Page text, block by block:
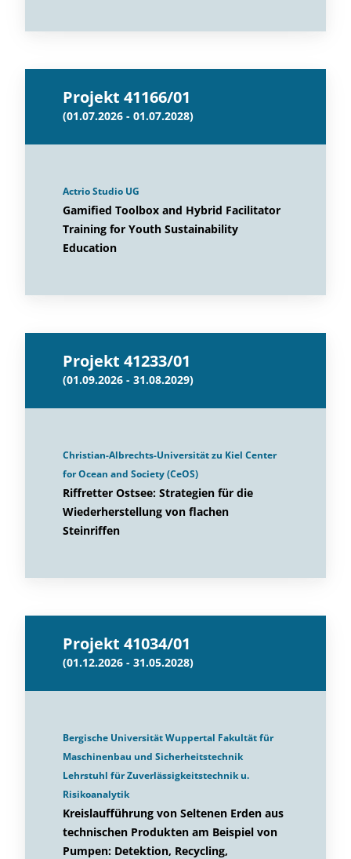
Projekt 41166/01
(01.07.2026 - 01.07.2028)
Actrio Studio UG
Gamified Toolbox and Hybrid Facilitator
Training for Youth Sustainability
Education
Projekt 41233/01
(01.09.2026 - 31.08.2029)
Christian-Albrechts-Universität zu Kiel Center
for Ocean and Society (CeOS)
Riffretter Ostsee: Strategien für die
Wiederherstellung von flachen
Steinriffen
Projekt 41034/01
(01.12.2026 - 31.05.2028)
Bergische Universität Wuppertal Fakultät für
Maschinenbau und Sicherheitstechnik
Lehrstuhl für Zuverlässigkeitstechnik u.
Risikoanalytik
Kreislaufführung von Seltenen Erden aus
technischen Produkten am Beispiel von
Pumpen: Detektion, Recycling,